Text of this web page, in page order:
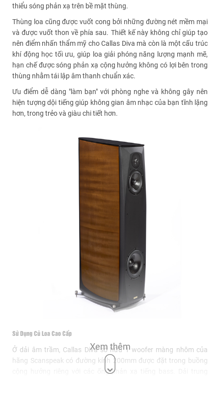
thiểu sóng phản xạ trên bề mặt thùng.
Thùng loa cũng được vuốt cong bởi những đường nét mềm mại
và được vuốt thon về phía sau. Thiết kế này không chỉ giúp tạo
nên điểm nhấn thẩm mỹ cho Callas Diva mà còn là một cấu trúc
khí động học tối ưu, giúp loa giải phóng năng lượng mạnh mẽ,
hạn chế được sóng phản xạ cộng hưởng không có lợi bên trong
thùng nhằm tái lập âm thanh chuẩn xác.
Ưu điểm dễ dàng "làm bạn" với phòng nghe và không gây nên
hiện tượng dội tiếng giúp không gian âm nhạc của bạn tĩnh lặng
hơn, trong trẻo và giàu chi tiết hơn.
Sử Dụng Củ Loa Cao Cấp
Ở dải âm trầm, Callas Diva sở hữu 1 woofer màng nhôm của
hãng Scanspeak có đường kính 200mm được đặt trong buồng
cộng hưởng riêng với các ống phản xạ tiếng bass. Dải trung
Xem thêm